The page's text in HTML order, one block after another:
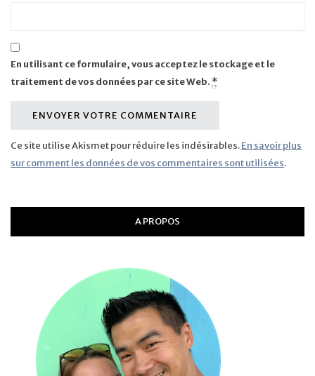
En utilisant ce formulaire, vous acceptez le stockage et le
traitement de vos données par ce site Web. *
Ce site utilise Akismet pour réduire les indésirables.En savoir plus
sur comment les données de vos commentaires sont utilisées.
A PROPOS